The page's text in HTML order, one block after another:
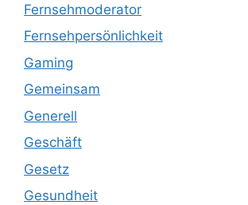
Fernsehmoderator
Fernsehpersönlichkeit
Gaming
Gemeinsam
Generell
Geschäft
Gesetz
Gesundheit